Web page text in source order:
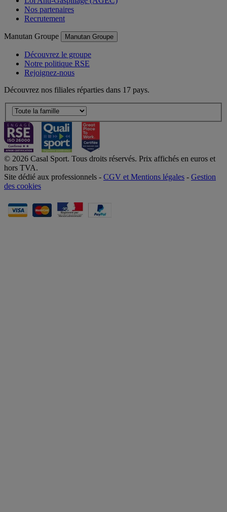
Nos partenaires
Recrutement
Manutan Groupe Manutan Groupe
Découvrez le groupe
Notre politique RSE
Rejoignez-nous
Découvrez nos filiales réparties dans 17 pays.
© 2026 Casal Sport. Tous droits réservés. Prix affichés en euros et
hors TVA.
Site dédié aux professionnels - CGV et Mentions légales - Gestion
des cookies